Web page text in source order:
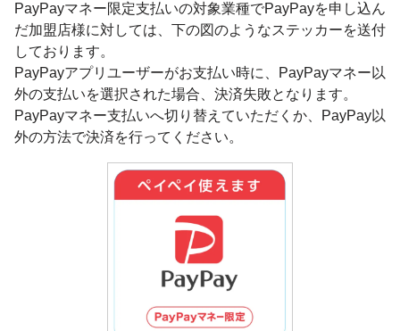
PayPayマネー限定支払いの対象業種でPayPayを申し込ん
だ加盟店様に対しては、下の図のようなステッカーを送付
しております。
PayPayアプリユーザーがお支払い時に、PayPayマネー以
外の支払いを選択された場合、決済失敗となります。
PayPayマネー支払いへ切り替えていただくか、PayPay以
外の方法で決済を行ってください。